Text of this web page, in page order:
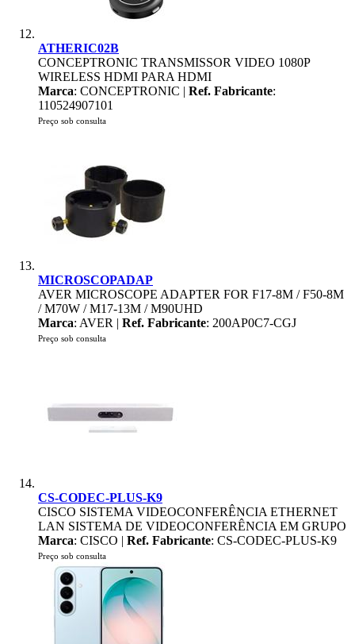
ATHERIC02B
CONCEPTRONIC TRANSMISSOR VIDEO 1080P
WIRELESS HDMI PARA HDMI
Marca: CONCEPTRONIC | Ref. Fabricante:
110524907101
Preço sob consulta
MICROSCOPADAP
AVER MICROSCOPE ADAPTER FOR F17-8M / F50-8M
/ M70W / M17-13M / M90UHD
Marca: AVER | Ref. Fabricante: 200AP0C7-CGJ
Preço sob consulta
CS-CODEC-PLUS-K9
CISCO SISTEMA VIDEOCONFERÊNCIA ETHERNET
LAN SISTEMA DE VIDEOCONFERÊNCIA EM GRUPO
Marca: CISCO | Ref. Fabricante: CS-CODEC-PLUS-K9
Preço sob consulta